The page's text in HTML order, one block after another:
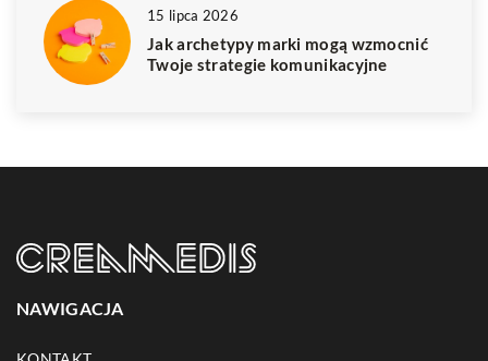
15 lipca 2026
Jak archetypy marki mogą wzmocnić
Twoje strategie komunikacyjne
NAWIGACJA